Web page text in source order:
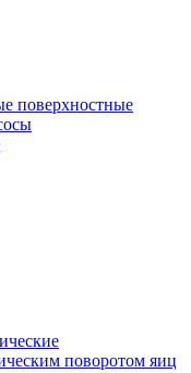
поверхностные
поворотом яиц